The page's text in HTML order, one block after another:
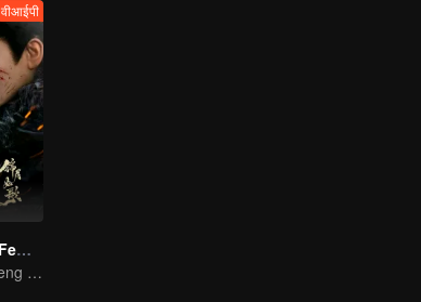
वीआईपी
Legend of The Female General
Zhou Ye and Cheng Lei Star in Drama About a Young General Guarding the Homeland